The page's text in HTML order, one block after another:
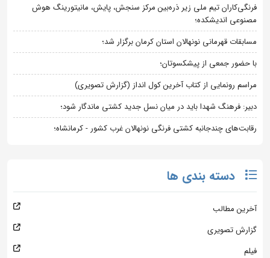
فرنگی‌کاران تیم ملی زیر ذره‌بین مرکز سنجش، پایش، مانیتورینگ هوش
مصنوعی اندیشکده؛
مسابقات قهرمانی نونهالان استان کرمان برگزار شد؛
با حضور جمعی از پیشکسوتان؛
مراسم رونمایی از کتاب آخرین کول انداز (گزارش تصویری)
دبیر: فرهنگ شهدا باید در میان نسل جدید کشتی ماندگار شود؛
رقابت‌های چندجانبه کشتی فرنگی نونهالان غرب کشور - کرمانشاه؛
دسته بندی ها
آخرین مطالب
گزارش تصویری
فیلم